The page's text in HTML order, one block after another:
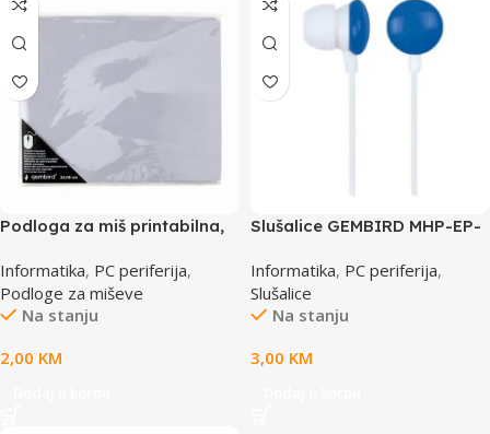
Podloga za miš printabilna,
Informatika, PC periferija,
Podloge za miševe
Na stanju
2,00 KM
Slušalice GEMBIRD MHP-EP-
Informatika, PC periferija,
Slušalice
Na stanju
3,00 KM